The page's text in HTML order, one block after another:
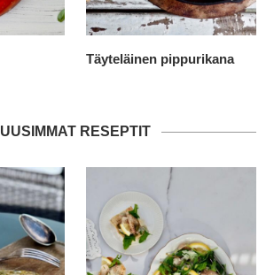
Täyteläinen pippurikana
UUSIMMAT RESEPTIT